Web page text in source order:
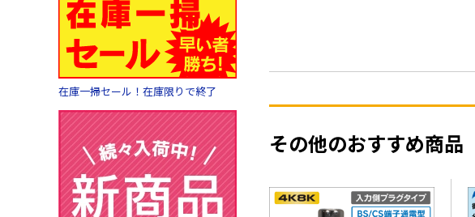
在庫一掃セール！在庫限りで終了
その他のおすすめ商品